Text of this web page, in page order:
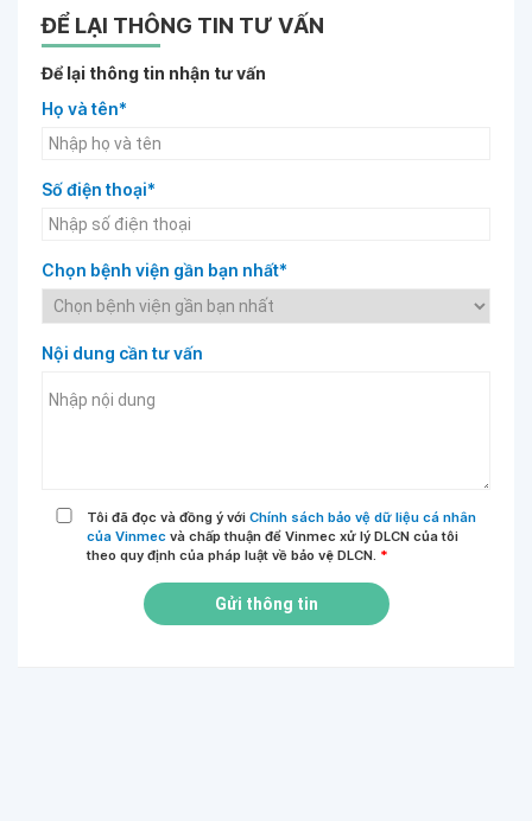
ĐỂ LẠI THÔNG TIN TƯ VẤN
Để lại thông tin nhận tư vấn
Họ và tên*
Số điện thoại*
Chọn bệnh viện gần bạn nhất*
Nội dung cần tư vấn
Tôi đã đọc và đồng ý với Chính sách bảo vệ dữ liệu cá nhân
của Vinmec và chấp thuận để Vinmec xử lý DLCN của tôi
theo quy định của pháp luật về bảo vệ DLCN. *
Gửi thông tin